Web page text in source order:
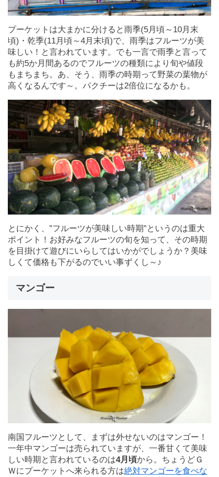
プーケットは大まかに分けると雨季(5月頃～10月末
頃)・乾季(11月頃～4月末頃)で、雨季はフルーツが美
味しい！と言われています。でも一言で雨季と言って
も約5か月間あるのでフルーツの種類により旬や値段
もまちまち。あ、そう、雨季の時期って野菜の葉物が
高くなるんです～。パクチーは2倍位になるかも。
とにかく、”フルーツが美味しい時期”というのは重大
ポイント！お好みなフルーツの旬を知って、その時期
を目掛けて遊びにいらしてはいかがでしょうか？美味
しくて価格も下がるのでいい事ずくし～♪
マンゴー
南国フルーツとして、まずは外せないのはマンゴー！
一年中マンゴーは売られていますが、一番甘くて美味
しい時期と言われているのは4月頃から。ちょうどＧ
Ｗにプーケットへ来られる方は絶対マンゴーを食べな